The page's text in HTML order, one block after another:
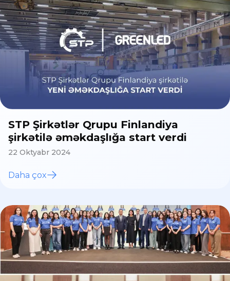
STP Şirkətlər Qrupu Finlandiya
şirkətilə əməkdaşlığa start verdi
22 Oktyabr 2024
Daha çox